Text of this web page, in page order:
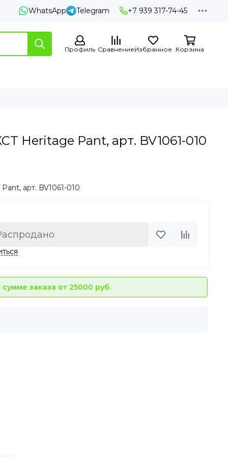
WhatsApp Telegram +7 939 317-74-45
Профиль СравнениеИзбранное Корзина
Heritage Pant, арт. BV1061-010
арт. BV1061-010
заказа от 25000 руб.